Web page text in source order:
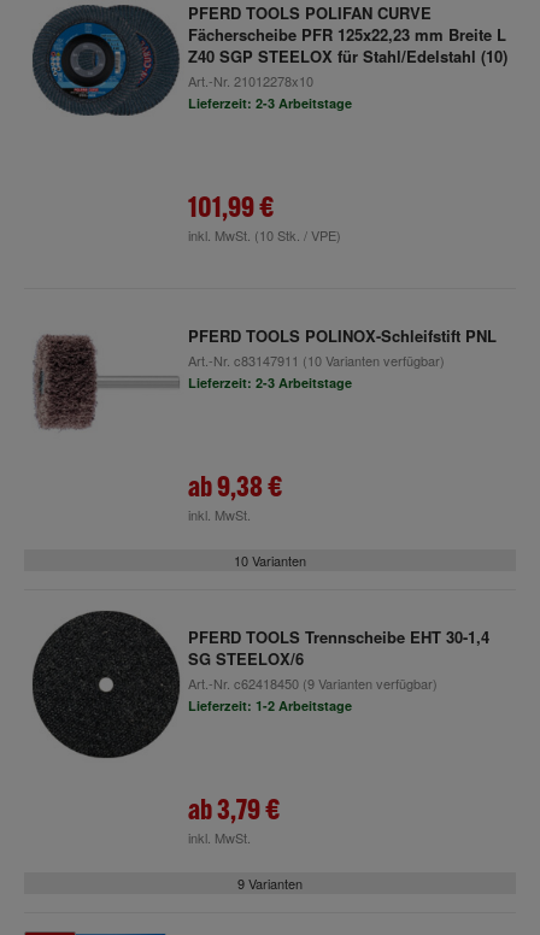
PFERD TOOLS POLIFAN CURVE
Fächerscheibe PFR 125x22,23 mm Breite L
Z40 SGP STEELOX für Stahl/Edelstahl (10)
Art.-Nr. 21012278x10
Lieferzeit: 2-3 Arbeitstage
101,99 €
inkl. MwSt. (10 Stk. / VPE)
PFERD TOOLS POLINOX-Schleifstift PNL
Art.-Nr. c83147911 (10 Varianten verfügbar)
Lieferzeit: 2-3 Arbeitstage
ab9,38 €
inkl. MwSt.
10 Varianten
PFERD TOOLS Trennscheibe EHT 30-1,4
SG STEELOX/6
Art.-Nr. c62418450(9 Varianten verfügbar)
Lieferzeit: 1-2 Arbeitstage
ab3,79 €
inkl. MwSt.
9 Varianten